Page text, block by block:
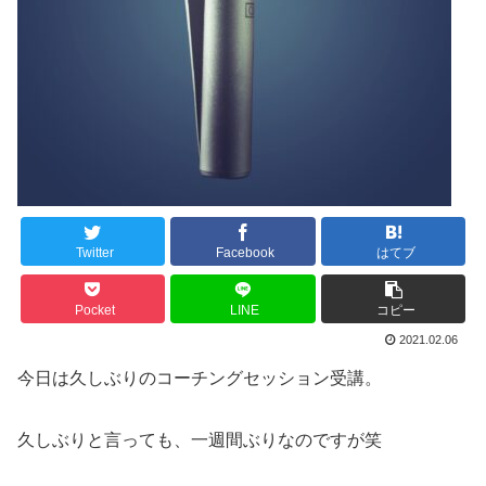
Twitter Facebook はてブ
Pocket LINE コピー
2021.02.06
今日は久しぶりのコーチングセッション受講。
久しぶりと言っても、一週間ぶりなのですが笑